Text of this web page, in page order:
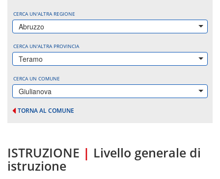
CERCA UN'ALTRA REGIONE
Abruzzo
CERCA UN'ALTRA PROVINCIA
Teramo
CERCA UN COMUNE
Giulianova
TORNA AL COMUNE
ISTRUZIONE | Livello generale di
istruzione